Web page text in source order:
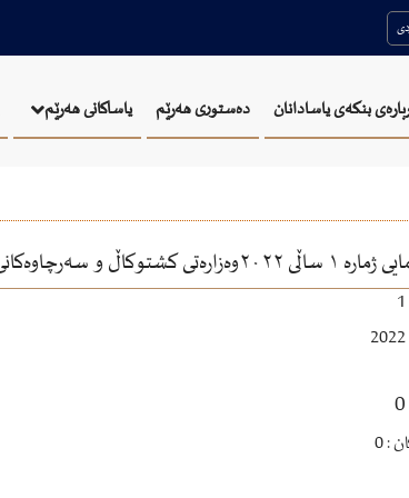
بنکەی یاسادانان دەستوری هەرێم یاساکانی هەرێم
ئاو تایبه‌ت بە رێکخستنی هاوردەکردن و بە دەرمان وڤاکسین و پیداویستی ڤێتێرنە ری
: 0